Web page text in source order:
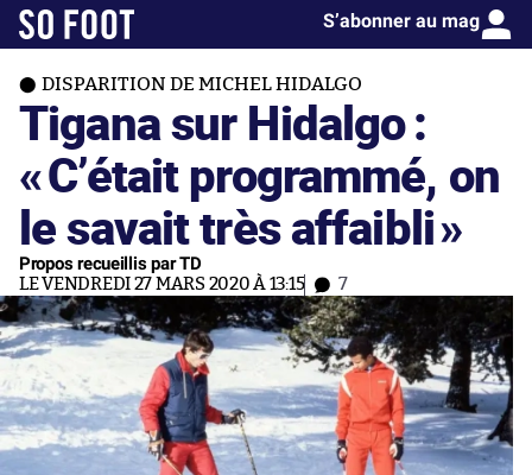
S’abonner au mag
DISPARITION DE MICHEL HIDALGO
Tigana sur Hidalgo :
«C’était programmé, on
le savait très affaibli»
Propos recueillis par TD
LE VENDREDI 27 MARS 2020 À 13:15 7